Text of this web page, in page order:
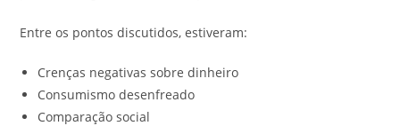
Entre os pontos discutidos, estiveram:
Crenças negativas sobre dinheiro
Consumismo desenfreado
Comparação social